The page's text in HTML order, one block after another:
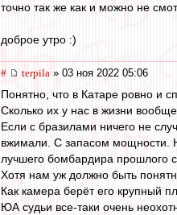
точно так же как и можно не
доброе утро :)
# terpila » 03 ноя 2022 05:06
Понятно, что в Катаре ровно и
Сколько их у нас в жизни
Если с бразилами ничего не
вжимали. С запасом мощности.
лучшего бомбардира прошлого
Хотя нам уж должно быть
Как камера берёт его крупный
ЮА судьи все-таки очень